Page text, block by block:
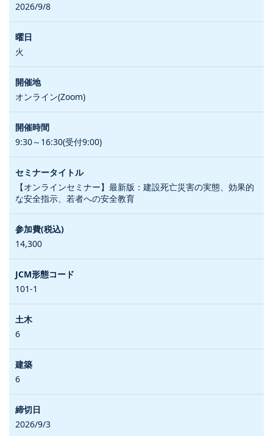
2026/9/8
火
オンライン(Zoom)
9:30～16:30(受付9:00)
【オンラインセミナー】最新版：建設死亡災害の実態、効果的
な安全指示、若者への安全教育
14,300
101-1
6
6
2026/9/3